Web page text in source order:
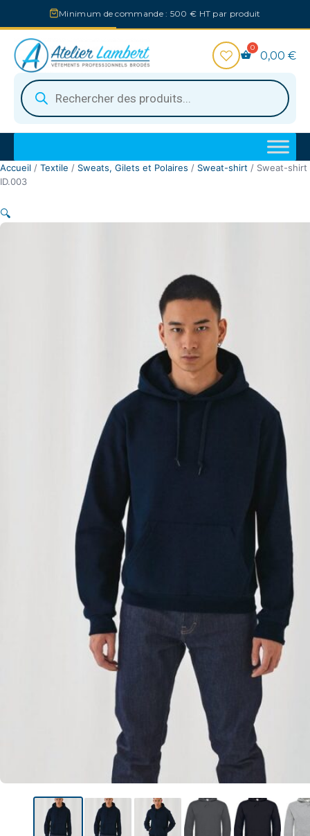
au
contenu
Minimum de commande : 500 € HT par produit
Recherche
de
produits
0,00 €
Accueil / Textile / Sweats, Gilets et Polaires / Sweat-shirt / Sweat-shirt
ID.003
🔍